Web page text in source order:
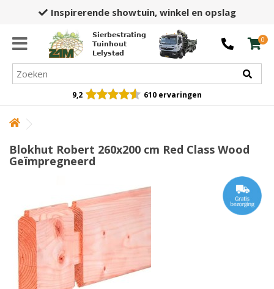
Inspirerende showtuin,winkel en opslag
Sierbestrating
Tuinhout
Lelystad
0
9,2 610 ervaringen
Blokhut Robert 260x200 cm Red Class Wood
Geïmpregneerd